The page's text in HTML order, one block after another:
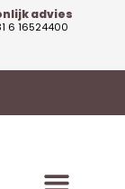
advies
6 16524400